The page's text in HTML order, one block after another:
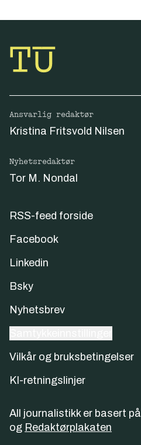
Ansvarlig redaktør
Kristina Fritsvold Nilsen
Nyhetsredaktør
Tor M. Nondal
RSS-feed forside
Facebook
Linkedin
Bsky
Nyhetsbrev
Vilkår og bruksbetingelser
KI-retningslinjer
All journalistikk er basert på
og Redaktørplakaten